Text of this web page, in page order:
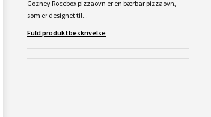
Gozney Roccbox pizzaovn er en bærbar pizzaovn,
som er designet til...
Fuld produktbeskrivelse